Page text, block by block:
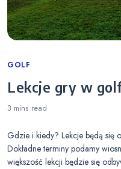
Categories
GOLF
Lekcje gry w
3 mins read
Gdzie i kiedy? Lekcje będą się
Dokładne terminy podamy
większość lekcji będzie się